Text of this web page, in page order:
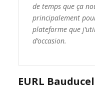
de temps que ça
principalement
plateforme que
d’occasion.
EURL Bauducel